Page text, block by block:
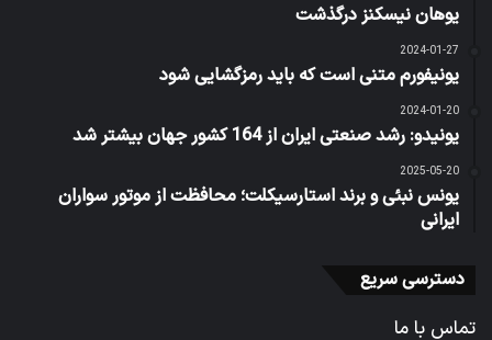
یوهان نیسکنز درگذشت
2024-01-27
یونیفورم متنی است که باید رمزگشایی شود
2024-01-20
یونیدو: رشد صنعتی ایران از 164 کشور جهان بیشتر شد
2025-05-20
یونس نبئی و برند استارسیکلت؛ محافظت از موتور سواران
ایرانی
دسترسی سریع
تماس با ما